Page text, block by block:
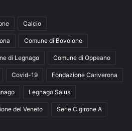
Calcio
Comune di Bovolone
di Legnago Comune di Oppeano
Covid-19 Fondazione Cariverona
Legnago Salus
del Veneto Serie C girone A